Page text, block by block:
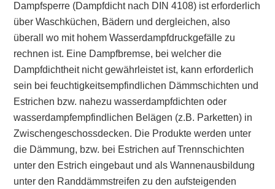
Dampfsperre (Dampfdicht nach DIN 4108) ist erforderlich
über Waschküchen, Bädern und dergleichen, also
überall wo mit hohem Wasserdampfdruckgefälle zu
rechnen ist. Eine Dampfbremse, bei welcher die
Dampfdichtheit nicht gewährleistet ist, kann erforderlich
sein bei feuchtigkeitsempfindlichen Dämmschichten und
Estrichen bzw. nahezu wasserdampfdichten oder
wasserdampfempfindlichen Belägen (z.B. Parketten) in
Zwischengeschossdecken. Die Produkte werden unter
die Dämmung, bzw. bei Estrichen auf Trennschichten
unter den Estrich eingebaut und als Wannenausbildung
unter den Randdämmstreifen zu den aufsteigenden